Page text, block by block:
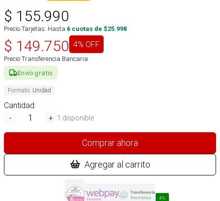
$ 155.990
Precio Tarjetas: Hasta 6 cuotas de $25.998
$ 149.750 4% OFF
Precio Transferencia Bancaria
Envío gratis
Formato: Unidad
Cantidad:
-
+ 1 disponible
Comprar ahora
Agregar al carrito
4%